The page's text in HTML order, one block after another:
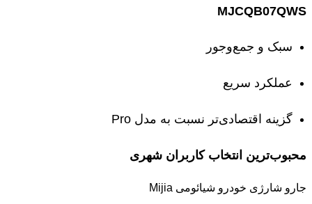
MJCQB07QWS
سبک و جمع‌وجور
عملکرد سریع
گزینه اقتصادی‌تر نسبت به مدل Pro
محبوب‌ترین انتخاب کاربران شهری
جارو شارژی خودرو شیائومی Mijia